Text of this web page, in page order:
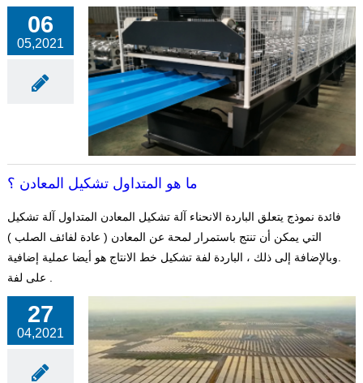
06
05,2021
ما هو المتداول تشكيل المعادن ؟
فائدة نموذج يتعلق الباردة الانحناء آلة تشكيل المعادن المتداول آلة تشكيل
التي يمكن أن تنتج باستمرار لمحة عن المعادن ( عادة لفائف الصلب )
.وبالإضافة إلى ذلك ، الباردة لفة تشكيل خط الانتاج هو أيضا عملية إضافية
27
04,2021